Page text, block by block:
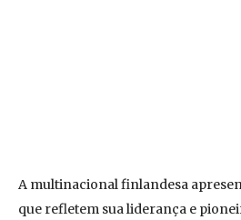
A multinacional finlandesa
que refletem sua liderança e